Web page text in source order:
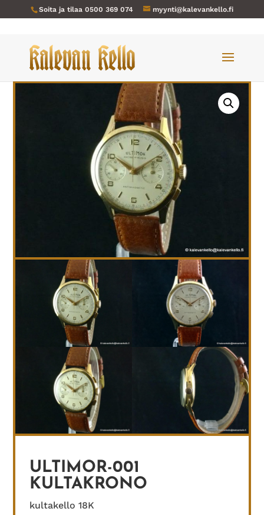
Soita ja tilaa 0500 369 074 myynti@kalevankello.fi
Verkkokauppa/Miesten kellot / Ultimor-001 kultakrono
ULTIMOR-001
KULTAKRONO
kultakello 18K